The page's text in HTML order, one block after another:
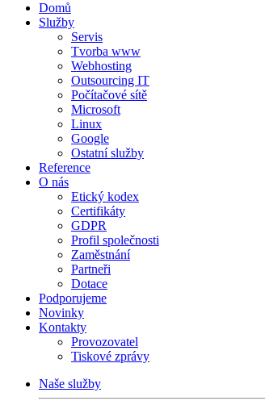
Domů
Služby
Servis
Tvorba www
Webhosting
Outsourcing IT
Počítačové sítě
Microsoft
Linux
Google
Ostatní služby
Reference
O nás
Etický kodex
Certifikáty
GDPR
Profil společnosti
Zaměstnání
Partneři
Dotace
Podporujeme
Novinky
Kontakty
Provozovatel
Tiskové zprávy
Naše služby